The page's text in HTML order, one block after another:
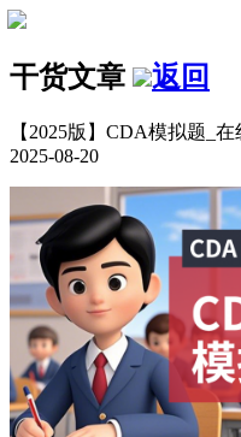
干货文章 返回
【2025版】CDA模拟题_
2025-08-20